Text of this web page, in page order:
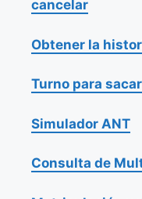
cancelar
Obtener la
Turno para
Simulador ANT
Consulta de